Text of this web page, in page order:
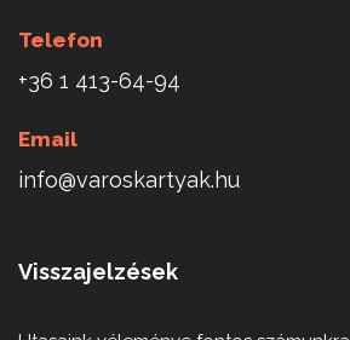
Telefon
+36 1 413-64-94
Email
info@varoskartyak.hu
Visszajelzések